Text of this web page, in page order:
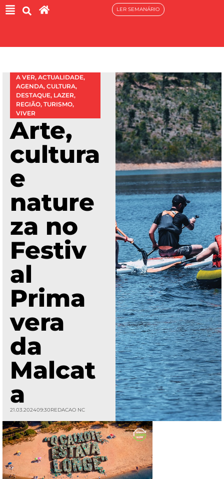
LER SEMANÁRIO
A VER, ACTUALIDADE,
AGENDA, CULTURA,
DESTAQUE, LAZER,
REGIÃO, TURISMO,
VIVER
Arte,
cultura
e
nature
za no
Festiv
al
Prima
vera
da
Malcat
a
21.03.202409:30REDACAO NC